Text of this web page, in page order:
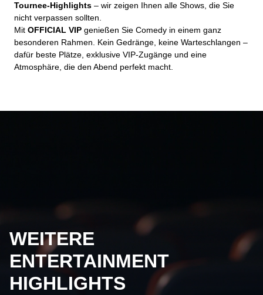
Tournee-Highlights – wir zeigen Ihnen alle Shows, die Sie
nicht verpassen sollten.
Mit OFFICIAL VIP genießen Sie Comedy in einem ganz
besonderen Rahmen. Kein Gedränge, keine Warteschlangen –
dafür beste Plätze, exklusive VIP-Zugänge und eine
Atmosphäre, die den Abend perfekt macht.
WEITERE
ENTERTAINMENT
HIGHLIGHTS